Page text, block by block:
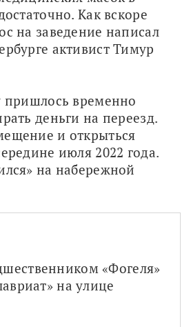
Как вскоре
на заведение написал
активист Тимур
пришлось временно
деньги на переезд.
и открыться
июля 2022 года.
на набережной
«Фогеля»
на улице